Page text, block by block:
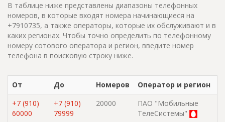
В таблице ниже представлены диапазоны телефонных
номеров, в которые входят номера начинающиеся на
+7910735, а также операторы, которые их обслуживают и в
каких регионах. Чтобы точно определить по телефонному
номеру сотового оператора и регион, введите номер
телефона в поисковую строку ниже.
От До Номеров
Оператор и регион
+7 (910)
60000
+7 (910)
79999
20000
ПАО "Мобильные
ТелеСистемы"